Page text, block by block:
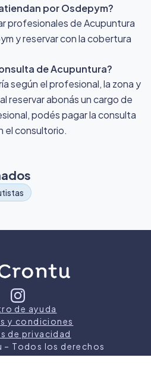
por Osdepym?
profesionales de Acupuntura
y reservar con la cobertura
de Acupuntura?
según el profesional, la zona y
reservar abonás un cargo de
podés pagar la consulta
el consultorio.
de ayuda
y condiciones
de privacidad
– Todos los derechos